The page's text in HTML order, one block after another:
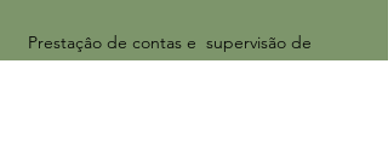
Prestaçâo de contas e supervisão de